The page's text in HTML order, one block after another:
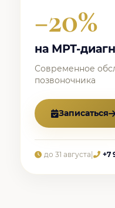
−20%
на МРТ-
Современное
позвоночника
Записаться
до 31 августа +7